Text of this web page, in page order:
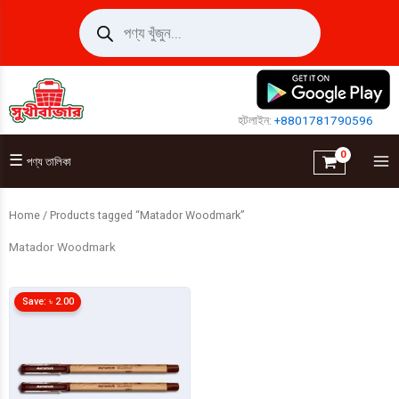
Products
search
হটলাইন:+8801781790596
☰ পণ্য তালিকা
Home / Products tagged “Matador Woodmark”
Matador Woodmark
Save: ৳ 2.00